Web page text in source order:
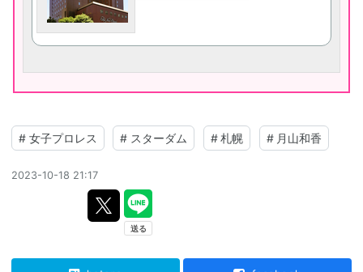
# 女子プロレス # スターダム # 札幌 # 月山和香
2023-10-18 21:17